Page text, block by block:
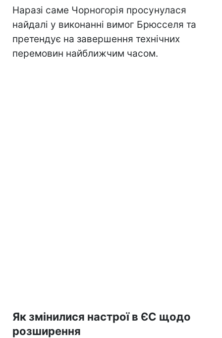
Наразі саме Чорногорія просунулася
найдалі у виконанні вимог Брюсселя та
претендує на завершення технічних
перемовин найближчим часом.
Як змінилися настрої в ЄС щодо
розширення